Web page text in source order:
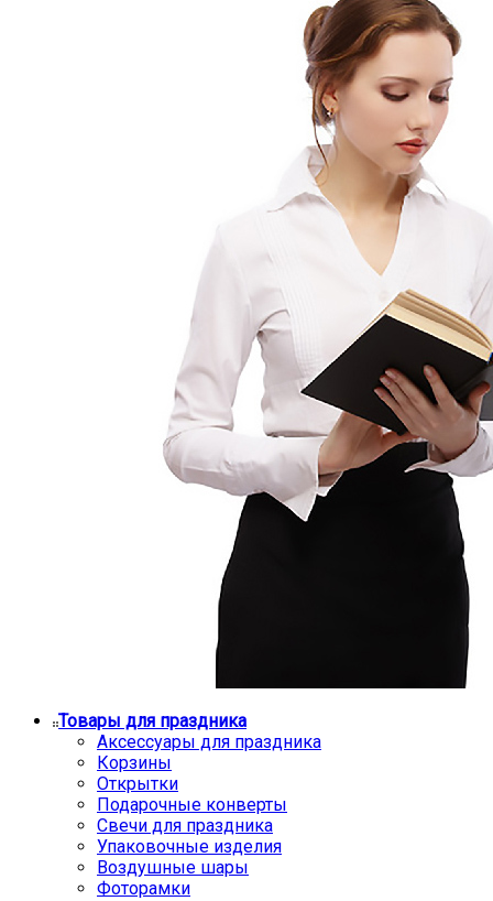
Товары для праздника
Аксессуары для праздника
Корзины
Открытки
Подарочные конверты
Свечи для праздника
Упаковочные изделия
Воздушные шары
Фоторамки